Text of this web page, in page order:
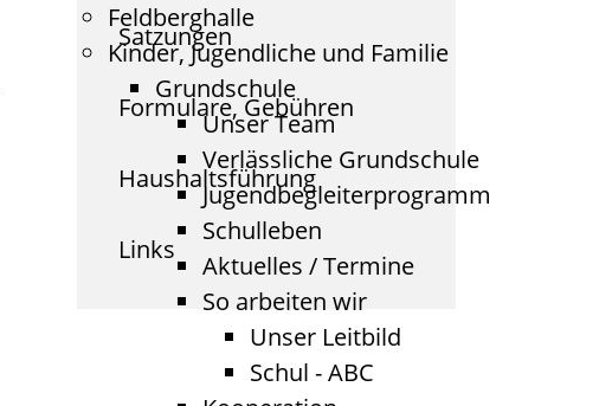
Feldberghalle
Kinder, Jugendliche und Familie
Grundschule
Unser Team
Verlässliche Grundschule
Jugendbegleiterprogramm
Schulleben
Aktuelles / Termine
So arbeiten wir
Unser Leitbild
Schul - ABC
Satzungen
Formulare, Gebühren
Haushaltsführung
Links